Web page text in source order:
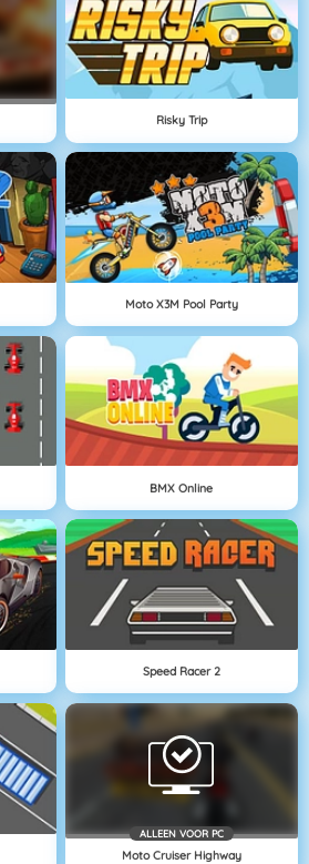
Risky Trip
Moto X3M Pool Party
BMX Online
Speed Racer 2
ALLEEN VOOR PC
Moto Cruiser Highway